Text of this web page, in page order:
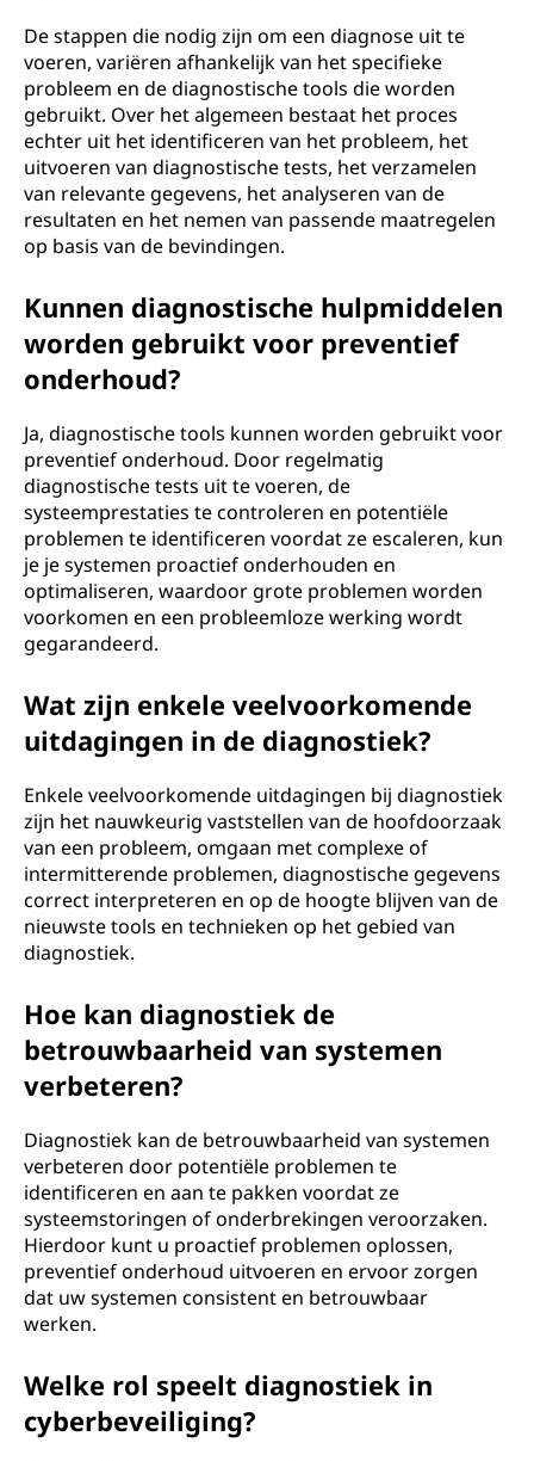
De stappen die nodig zijn om een diagnose uit te
voeren, variëren afhankelijk van het specifieke
probleem en de diagnostische tools die worden
gebruikt. Over het algemeen bestaat het proces
echter uit het identificeren van het probleem, het
uitvoeren van diagnostische tests, het verzamelen
van relevante gegevens, het analyseren van de
resultaten en het nemen van passende maatregelen
op basis van de bevindingen.
Kunnen diagnostische hulpmiddelen
worden gebruikt voor preventief
onderhoud?
Ja, diagnostische tools kunnen worden gebruikt voor
preventief onderhoud. Door regelmatig
diagnostische tests uit te voeren, de
systeemprestaties te controleren en potentiële
problemen te identificeren voordat ze escaleren, kun
je je systemen proactief onderhouden en
optimaliseren, waardoor grote problemen worden
voorkomen en een probleemloze werking wordt
gegarandeerd.
Wat zijn enkele veelvoorkomende
uitdagingen in de diagnostiek?
Enkele veelvoorkomende uitdagingen bij diagnostiek
zijn het nauwkeurig vaststellen van de hoofdoorzaak
van een probleem, omgaan met complexe of
intermitterende problemen, diagnostische gegevens
correct interpreteren en op de hoogte blijven van de
nieuwste tools en technieken op het gebied van
diagnostiek.
Hoe kan diagnostiek de
betrouwbaarheid van systemen
verbeteren?
Diagnostiek kan de betrouwbaarheid van systemen
verbeteren door potentiële problemen te
identificeren en aan te pakken voordat ze
systeemstoringen of onderbrekingen veroorzaken.
Hierdoor kunt u proactief problemen oplossen,
preventief onderhoud uitvoeren en ervoor zorgen
dat uw systemen consistent en betrouwbaar
werken.
Welke rol speelt diagnostiek in
cyberbeveiliging?